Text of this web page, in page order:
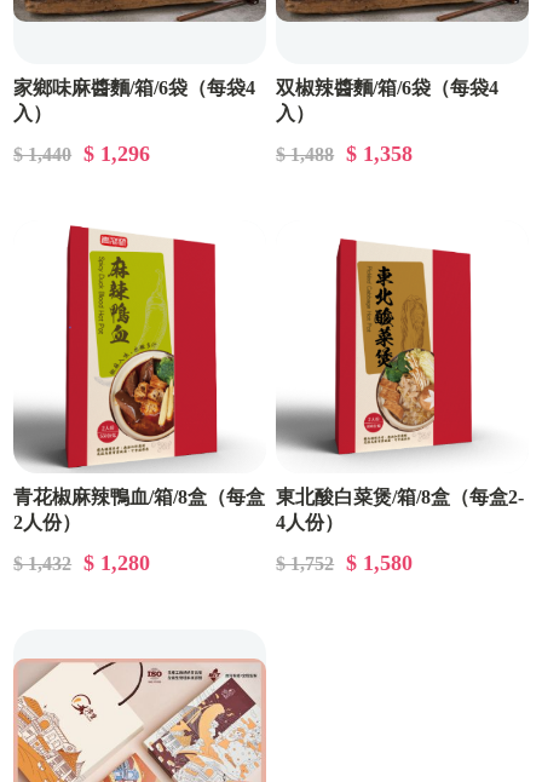
家鄉味麻醬麵/箱/6袋（每袋4
入）
$ 1,440
$ 1,296
双椒辣醬麵/箱/6袋（每袋4
入）
$ 1,488
$ 1,358
青花椒麻辣鴨血/箱/8盒（每盒
2人份）
$ 1,432
$ 1,280
東北酸白菜煲/箱/8盒（每盒2-
4人份）
$ 1,752
$ 1,580